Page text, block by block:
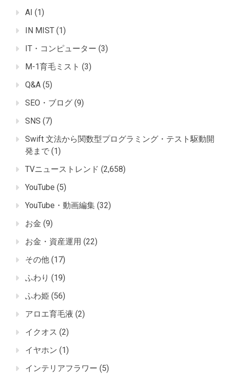
AI (1)
IN MIST (1)
IT・コンピューター (3)
M-1育毛ミスト (3)
Q&A (5)
SEO・ブログ (9)
SNS (7)
Swift 文法から関数型プログラミング・テスト駆動開
発まで (1)
TVニューストレンド (2,658)
YouTube (5)
YouTube・動画編集 (32)
お金 (9)
お金・資産運用 (22)
その他 (17)
ふわり (19)
ふわ姫 (56)
アロエ育毛液 (2)
イクオス (2)
イヤホン (1)
インテリアフラワー (5)